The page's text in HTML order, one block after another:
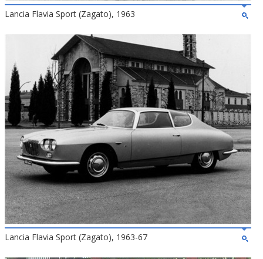
Lancia Flavia Sport (Zagato), 1963
Lancia Flavia Sport (Zagato), 1963-67